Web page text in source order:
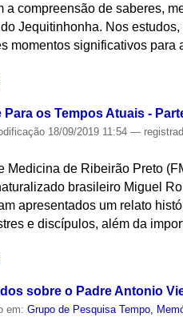
compreensão de saberes,
Jequitinhonha. Nos
momentos significativos para
os Tempos Atuais - Parte
18/09/2019 11:54—
de Ribeirão Preto
brasileiro Miguel
apresentados um relato
e discípulos, além da
sobre o Padre Antonio
em:Grupo de Pesquisa Tempo,